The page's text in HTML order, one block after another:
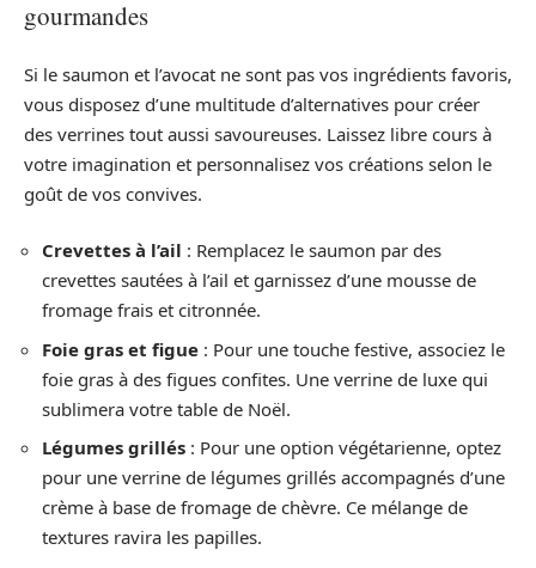
gourmandes
Si le saumon et l’avocat ne sont pas vos ingrédients favoris,
vous disposez d’une multitude d’alternatives pour créer
des verrines tout aussi savoureuses. Laissez libre cours à
votre imagination et personnalisez vos créations selon le
goût de vos convives.
Crevettes à l’ail : Remplacez le saumon par des
crevettes sautées à l’ail et garnissez d’une mousse de
fromage frais et citronnée.
Foie gras et figue : Pour une touche festive, associez le
foie gras à des figues confites. Une verrine de luxe qui
sublimera votre table de Noël.
Légumes grillés : Pour une option végétarienne, optez
pour une verrine de légumes grillés accompagnés d’une
crème à base de fromage de chèvre. Ce mélange de
textures ravira les papilles.